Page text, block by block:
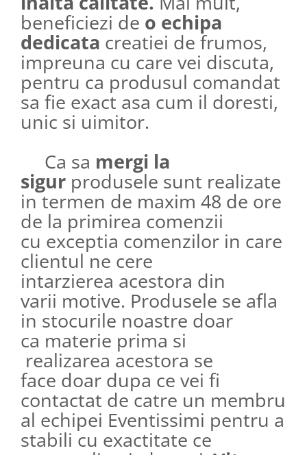
beneficiezi de o echipa
dedicata creatiei de frumos,
impreuna cu care vei discuta,
pentru ca produsul comandat
sa fie exact asa cum il doresti,
unic si uimitor.​​​​​​
Ca sa mergi la
sigur produsele sunt realizate
in termen de maxim 48 de ore
de la primirea comenzii
cu exceptia comenzilor in care
clientul ne cere
intarzierea acestora din
varii motive. Produsele se afla
in stocurile noastre doar
ca materie prima si
realizarea acestora se
face doar dupa ce vei fi
contactat de catre un membru
al echipei Eventissimi pentru a
stabili cu exactitate ce